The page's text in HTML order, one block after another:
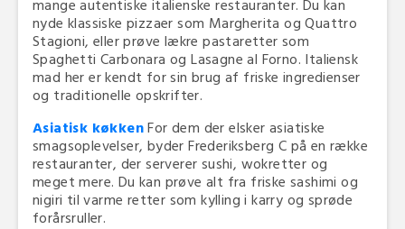
mange autentiske italienske restauranter. Du kan
nyde klassiske pizzaer som Margherita og Quattro
Stagioni, eller prøve lækre pastaretter som
Spaghetti Carbonara og Lasagne al Forno. Italiensk
mad her er kendt for sin brug af friske ingredienser
og traditionelle opskrifter.
Asiatisk køkkenFor dem der elsker asiatiske
smagsoplevelser, byder Frederiksberg C på en række
restauranter, der serverer sushi, wokretter og
meget mere. Du kan prøve alt fra friske sashimi og
nigiri til varme retter som kylling i karry og sprøde
forårsruller.